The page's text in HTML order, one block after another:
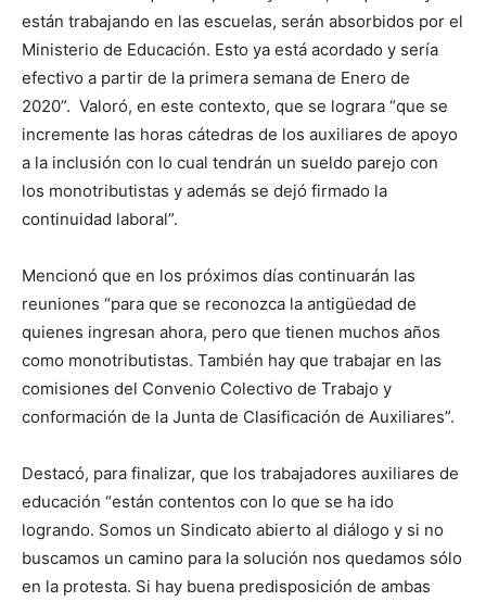
están trabajando en las escuelas, serán absorbidos por el
Ministerio de Educación. Esto ya está acordado y sería
efectivo a partir de la primera semana de Enero de
2020”. Valoró, en este contexto, que se lograra “que se
incremente las horas cátedras de los auxiliares de apoyo
a la inclusión con lo cual tendrán un sueldo parejo con
los monotributistas y además se dejó firmado la
continuidad laboral”.
Mencionó que en los próximos días continuarán las
reuniones “para que se reconozca la antigüedad de
quienes ingresan ahora, pero que tienen muchos años
como monotributistas. También hay que trabajar en las
comisiones del Convenio Colectivo de Trabajo y
conformación de la Junta de Clasificación de Auxiliares”.
Destacó, para finalizar, que los trabajadores auxiliares de
educación “están contentos con lo que se ha ido
logrando. Somos un Sindicato abierto al diálogo y si no
buscamos un camino para la solución nos quedamos sólo
en la protesta. Si hay buena predisposición de ambas